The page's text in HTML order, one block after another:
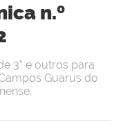
n.º
3" e outros para
Guarus do